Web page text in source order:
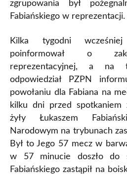
zgrupowania był
Fabiańskiego w reprezentacji.
Kilka tygodni
poinformował o
reprezentacyjnej, a na
odpowiedział PZPN
powołaniu dla Fabiana na
kilku dni przed spotkaniem
żyły Łukaszem
Narodowym na trybunach
Był to Jego 57 mecz w
w 57 minucie doszło do
Fabiańskiego zastąpił na